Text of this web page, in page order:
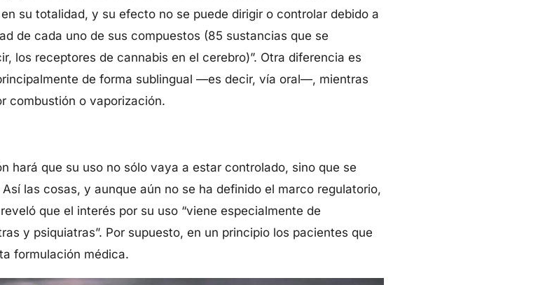
su totalidad, y su efecto no se puede dirigir o controlar debido a
de cada uno de sus compuestos (85 sustancias que se
los receptores de cannabis en el cerebro)”. Otra diferencia es
de forma sublingual —es decir, vía oral—, mientras
combustión o vaporización.
hará que su uso no sólo vaya a estar controlado, sino que se
las cosas, y aunque aún no se ha definido el marco regulatorio,
que el interés por su uso “viene especialmente de
y psiquiatras”. Por supuesto, en un principio los pacientes que
formulación médica.